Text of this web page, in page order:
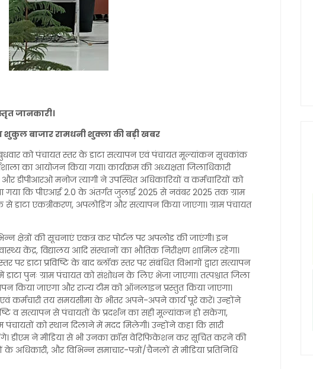
जानकारी।
बाजार रामधनी शुक्ला की बड़ी खबर
को पंचायत स्तर के डाटा सत्यापन एवं पंचायत मूल्यांकन सूचकांक
का आयोजन किया गया। कार्यक्रम की अध्यक्षता जिलाधिकारी
डीपीआरओ मनोज त्यागी ने उपस्थित अधिकारियों व कर्मचारियों को
गया कि पीएआई 2.0 के अंतर्गत जुलाई 2025 से नवंबर 2025 तक ग्राम
डाटा एकत्रीकरण, अपलोडिंग और सत्यापन किया जाएगा। ग्राम पंचायत
क्षेत्रों की सूचनाएं एकत्र कर पोर्टल पर अपलोड की जाएंगी। इन
केंद्र, विद्यालय आदि संस्थानों का भौतिक निरीक्षण शामिल रहेगा।
पर डाटा प्रविष्टि के बाद ब्लॉक स्तर पर संबंधित विभागों द्वारा सत्यापन
डाटा पुनः ग्राम पंचायत को संशोधन के लिए भेजा जाएगा। तत्पश्चात जिला
किया जाएगा और राज्य टीम को ऑनलाइन प्रस्तुत किया जाएगा।
एवं कर्मचारी तय समयसीमा के भीतर अपने-अपने कार्य पूरे करें। उन्होंने
व सत्यापन से पंचायतों के प्रदर्शन का सही मूल्यांकन हो सकेगा,
पंचायतों को स्थान दिलाने में मदद मिलेगी। उन्होंने कहा कि सारी
डीएम ने मीडिया से भी उनका क्रॉस वेरिफिकेशन कर सूचित करने की
के अधिकारी, और विभिन्न समाचार-पत्रों/चैनलों से मीडिया प्रतिनिधि